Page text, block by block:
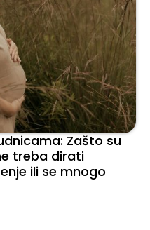
Zašto su
treba dirati
ili se mnogo